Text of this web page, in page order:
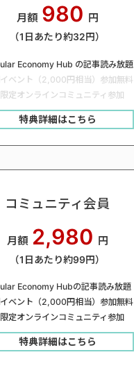
月額 980 円
（1日あたり約32円）
Economy Hub の記事読み放題
ベント（2,000円相当）参加無料
定オンラインコミュニティ参加
特典詳細はこちら
コミュニティ会員
月額 2,980 円
（1日あたり約99円）
Economy Hubの記事読み放題
ベント（2,000円相当）参加無料
定オンラインコミュニティ参加
特典詳細はこちら